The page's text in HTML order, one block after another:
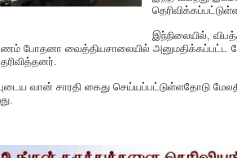
இந்நிலையில்,
போதனா வைத்தியசாலையில் அனுமதிக்கப்பட்ட
வான் சாரதி கைது செய்யப்பட்டுள்ளதோடு